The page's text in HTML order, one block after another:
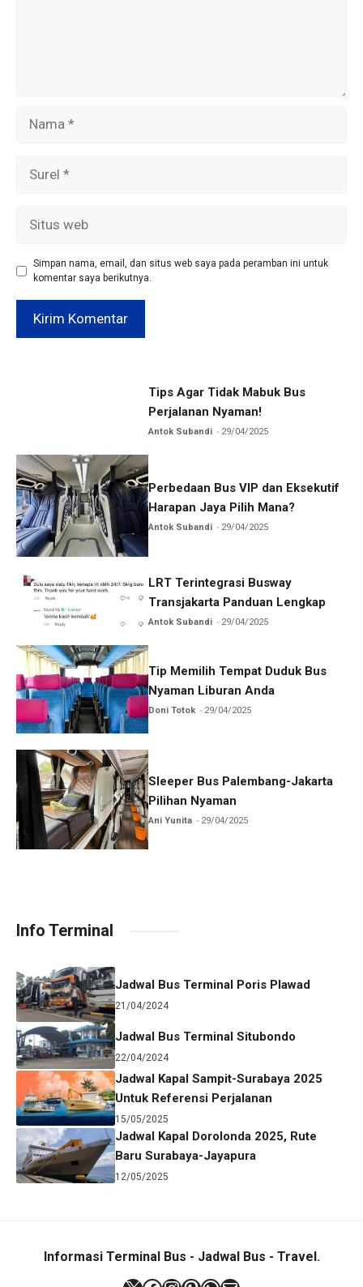
Simpan nama, email, dan situs web saya pada peramban ini untuk
komentar saya berikutnya.
Tips Agar Tidak Mabuk Bus
Perjalanan Nyaman!
Antok Subandi 29/04/2025
Perbedaan Bus VIP dan Eksekutif
Harapan Jaya Pilih Mana?
Antok Subandi 29/04/2025
LRT Terintegrasi Busway
Transjakarta Panduan Lengkap
Antok Subandi 29/04/2025
Tip Memilih Tempat Duduk Bus
Nyaman Liburan Anda
Doni Totok 29/04/2025
Sleeper Bus Palembang-Jakarta
Pilihan Nyaman
Ani Yunita 29/04/2025
Info Terminal
Jadwal Bus Terminal Poris Plawad
21/04/2024
Jadwal Bus Terminal Situbondo
22/04/2024
Jadwal Kapal Sampit-Surabaya 2025
Untuk Referensi Perjalanan
15/05/2025
Jadwal Kapal Dorolonda 2025, Rute
Baru Surabaya-Jayapura
12/05/2025
Informasi Terminal Bus - Jadwal Bus - Travel.